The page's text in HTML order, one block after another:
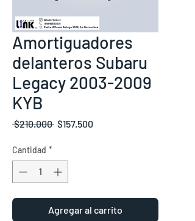
Amortiguadores
delanteros Subaru
Legacy 2003-2009
KYB
$210.000 Precio
$157.500
Cantidad *
Agregar al carrito